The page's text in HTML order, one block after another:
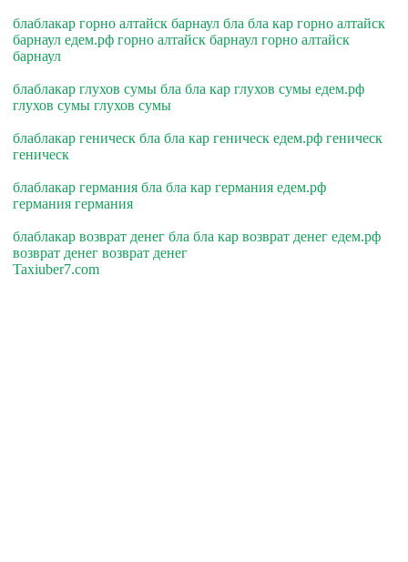
блаблакар горно алтайск барнаул бла бла кар горно алтайск
барнаул едем.рф горно алтайск барнаул горно алтайск
барнаул
блаблакар глухов сумы бла бла кар глухов сумы едем.рф
глухов сумы глухов сумы
блаблакар геническ бла бла кар геническ едем.рф геническ
геническ
блаблакар германия бла бла кар германия едем.рф
германия германия
блаблакар возврат денег бла бла кар возврат денег едем.рф
возврат денег возврат денег
Taxiuber7.com